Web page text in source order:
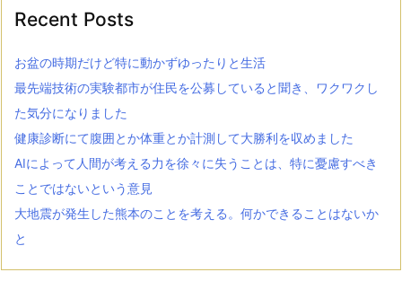
Recent Posts
お盆の時期だけど特に動かずゆったりと生活
最先端技術の実験都市が住民を公募していると聞き、ワクワクし
た気分になりました
健康診断にて腹囲とか体重とか計測して大勝利を収めました
AIによって人間が考える力を徐々に失うことは、特に憂慮すべき
ことではないという意見
大地震が発生した熊本のことを考える。何かできることはないか
と